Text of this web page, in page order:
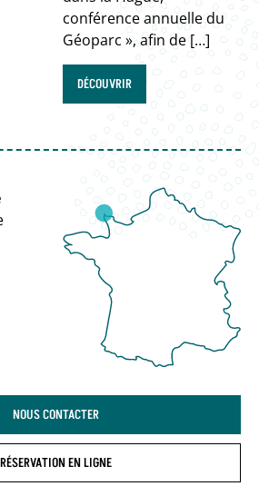
conférence annuelle du
Géoparc », afin de […]
DÉCOUVRIR
NOUS CONTACTER
RÉSERVATION EN LIGNE